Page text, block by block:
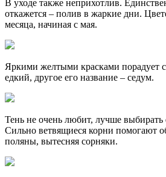
В уходе также неприхотлив.
откажется – полив в жаркие дни.
месяца, начиная с мая.
Яркими желтыми красками порадует
едкий, другое его название – седум.
Тень не очень любит, лучше выбирать
Сильно ветвящиеся корни помогают
поляны, вытесняя сорняки.